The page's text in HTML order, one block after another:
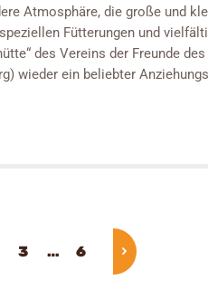
Atmosphäre, die große und
Fütterungen und
des Vereins der Freunde
wieder ein beliebter
PAGE
3 … PAGE
6